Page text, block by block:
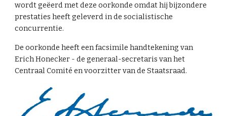
wordt geëerd met deze oorkonde omdat hij bijzondere
prestaties heeft geleverd in de socialistische
concurrentie.
De oorkonde heeft een facsimile handtekening van
Erich Honecker - de generaal-secretaris van het
Centraal Comité en voorzitter van de Staatsraad.